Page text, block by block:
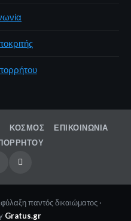
ΚΌΣΜΟΣ
ΕΠΙΚΟΙΝΩΝΊΑ
παντός δικαιώματος ·
Gratus.gr